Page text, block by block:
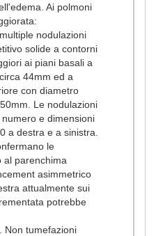
Ai polmoni
nodulazioni
solide a contorni
ai piani basali a
44mm ed a
con diametro
Le nodulazioni
e dimensioni
a destra e a sinistra.
le
al parenchima
asimmetrico
attualmente sui
potrebbe
Non tumefazioni